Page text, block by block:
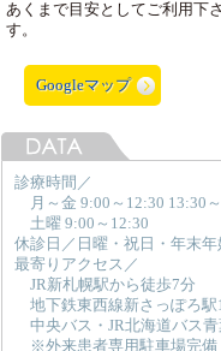
あくまで目安としてご利用下
す。
Googleマップ
診療時間／
月～金 9:00～12:30 13:30
土曜 9:00～12:30
休診日／日曜・祝日・年末年
最寄りアクセス／
JR新札幌駅から徒歩7分
地下鉄東西線新さっぽろ
中央バス・JR北海道バス
※外来患者専用駐車場完備